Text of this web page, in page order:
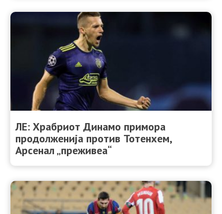
ЛЕ: Храбриот Динамо примора
продолженија против Тотенхем,
Арсенал „преживеа“